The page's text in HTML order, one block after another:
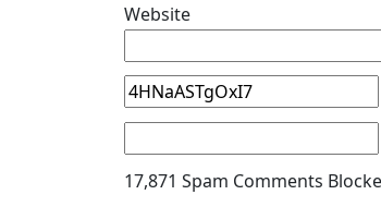
Website
17,871 Spam Comments